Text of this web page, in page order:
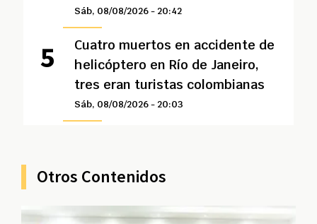
Sáb, 08/08/2026 - 20:42
Cuatro muertos en accidente de
helicóptero en Río de Janeiro,
tres eran turistas colombianas
Sáb, 08/08/2026 - 20:03
Otros Contenidos